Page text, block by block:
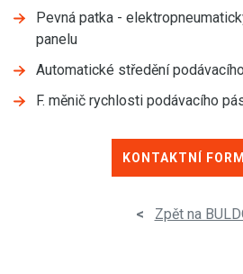
Pevná patka -
panelu
Automatické středění
F. měnič rychlosti podávacího
KONTAKTNÍ
< Zpět na